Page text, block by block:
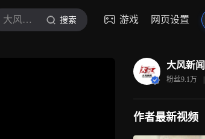
大风新闻 搜索 游戏 网页设置
大风新闻
粉丝9.1万 |
作者最新视频